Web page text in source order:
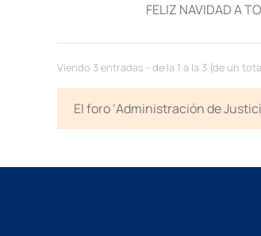
FELIZ NAVIDAD A
Viendo 3 entradas - de la 1 a la 3 (de un
El foro ‘Administración de